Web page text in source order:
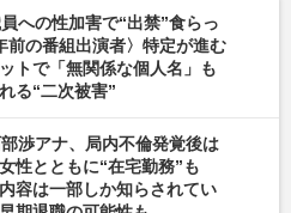
への性加害で“出禁”食らっ
前の番組出演者〉特定が進む
トで「無関係な個人名」も
る“二次被害”
渉アナ、局内不倫発覚後は
性とともに“在宅勤務”も
内容は一部しか知らされてい